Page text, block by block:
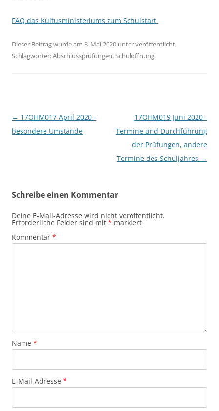
FAQ das Kultusministeriums zum Schulstart
Dieser Beitrag wurde am 3. Mai 2020 unter veröffentlicht.
Schlagwörter:Abschlussprüfungen,Schulöffnung.
Beitragsnavigation
← 17OHM017 April 2020 -
besondere Umstände
17OHM019 Juni 2020 -
Termine und Durchführung
der Prüfungen, andere
Termine des Schuljahres →
Schreibe einen Kommentar
Deine E-Mail-Adresse wird nicht veröffentlicht.
Erforderliche Felder sind mit * markiert
Kommentar *
Name *
E-Mail-Adresse *